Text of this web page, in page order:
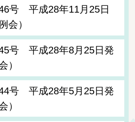
号 平成28年11月25日
会）
号 平成28年8月25日発
）
号 平成28年5月25日発
）